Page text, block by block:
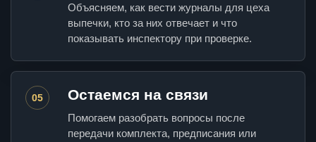
Объясняем, как вести журналы для цеха
выпечки, кто за них отвечает и что
показывать инспектору при проверке.
05 Остаемся на связи
Помогаем разобрать вопросы после
передачи комплекта, предписания или